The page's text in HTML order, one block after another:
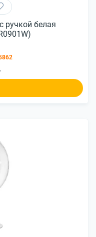
ручкой белая